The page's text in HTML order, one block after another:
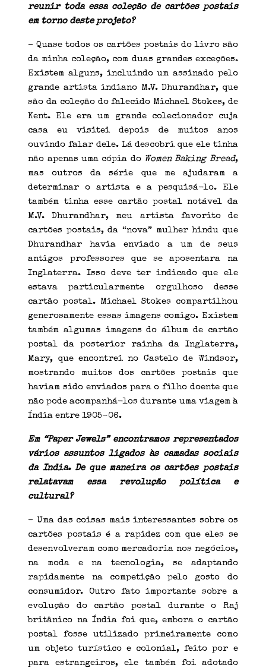
reunir toda essa coleção de cartões postais
em torno deste projeto?
– Quase todos os cartões postais do livro são
da minha coleção, com duas grandes exceções.
Existem alguns, incluindo um assinado pelo
grande artista indiano M.V. Dhurandhar, que
são da coleção do falecido Michael Stokes, de
Kent. Ele era um grande colecionador cuja
casa eu visitei depois de muitos anos
ouvindo falar dele. Lá descobri que ele tinha
não apenas uma cópia do Women Baking Bread,
mas outros da série que me ajudaram a
determinar o artista e a pesquisá-lo. Ele
também tinha esse cartão postal notável da
M.V. Dhurandhar, meu artista favorito de
cartões postais, da “nova” mulher hindu que
Dhurandhar havia enviado a um de seus
antigos professores que se aposentara na
Inglaterra. Isso deve ter indicado que ele
estava particularmente orgulhoso desse
cartão postal. Michael Stokes compartilhou
generosamente essas imagens comigo. Existem
também algumas imagens do álbum de cartão
postal da posterior rainha da Inglaterra,
Mary, que encontrei no Castelo de Windsor,
mostrando muitos dos cartões postais que
haviam sido enviados para o filho doente que
não pode acompanhá-los durante uma viagem à
Índia entre 1905-06.
Em “Paper Jewels” encontramos representados
vários assuntos ligados às camadas sociais
da India. De que maneira os cartões postais
relatavam essa revolução política e
cultural?
– Uma das coisas mais interessantes sobre os
cartões postais é a rapidez com que eles se
desenvolveram como mercadoria nos negócios,
na moda e na tecnologia, se adaptando
rapidamente na competição pelo gosto do
consumidor. Outro fato importante sobre a
evolução do cartão postal durante o Raj
britânico na Índia foi que, embora o cartão
postal fosse utilizado primeiramente como
um objeto turístico e colonial, feito por e
para estrangeiros, ele também foi adotado